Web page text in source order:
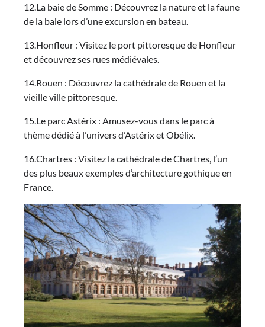
12.La baie de Somme : Découvrez la nature et la faune
de la baie lors d’une excursion en bateau.
13.Honfleur : Visitez le port pittoresque de Honfleur
et découvrez ses rues médiévales.
14.Rouen : Découvrez la cathédrale de Rouen et la
vieille ville pittoresque.
15.Le parc Astérix : Amusez-vous dans le parc à
thème dédié à l’univers d’Astérix et Obélix.
16.Chartres : Visitez la cathédrale de Chartres, l’un
des plus beaux exemples d’architecture gothique en
France.